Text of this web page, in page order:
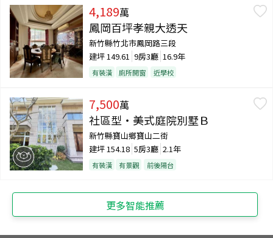
4,189萬
鳳岡百坪孝親大透天
新竹縣竹北市鳳岡路三段
建坪149.61 9房3廳 16.9年
有裝潢 廁所開窗 近學校
7,500萬
社區型・美式庭院別墅Ｂ
新竹縣寶山鄉寶山二街
建坪154.18 5房3廳 2.1年
有裝潢 有景觀 前後陽台
更多智能推薦